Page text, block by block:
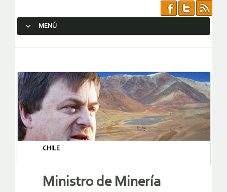
MENÚ
CHILE
Ministro de Minería